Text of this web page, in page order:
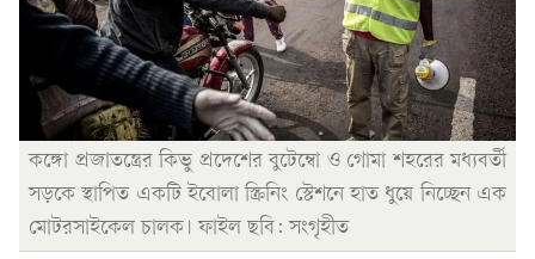
কঙ্গো প্রজাতন্ত্রের কিভু প্রদেশের বুটেম্বো ও গোমা শহরের মধ্যবর্তী
সড়কে স্থাপিত একটি ইবোলা স্ক্রিনিং স্টেশনে হাত ধুয়ে নিচ্ছেন এক
মোটরসাইকেল চালক। ফাইল ছবি: সংগৃহীত